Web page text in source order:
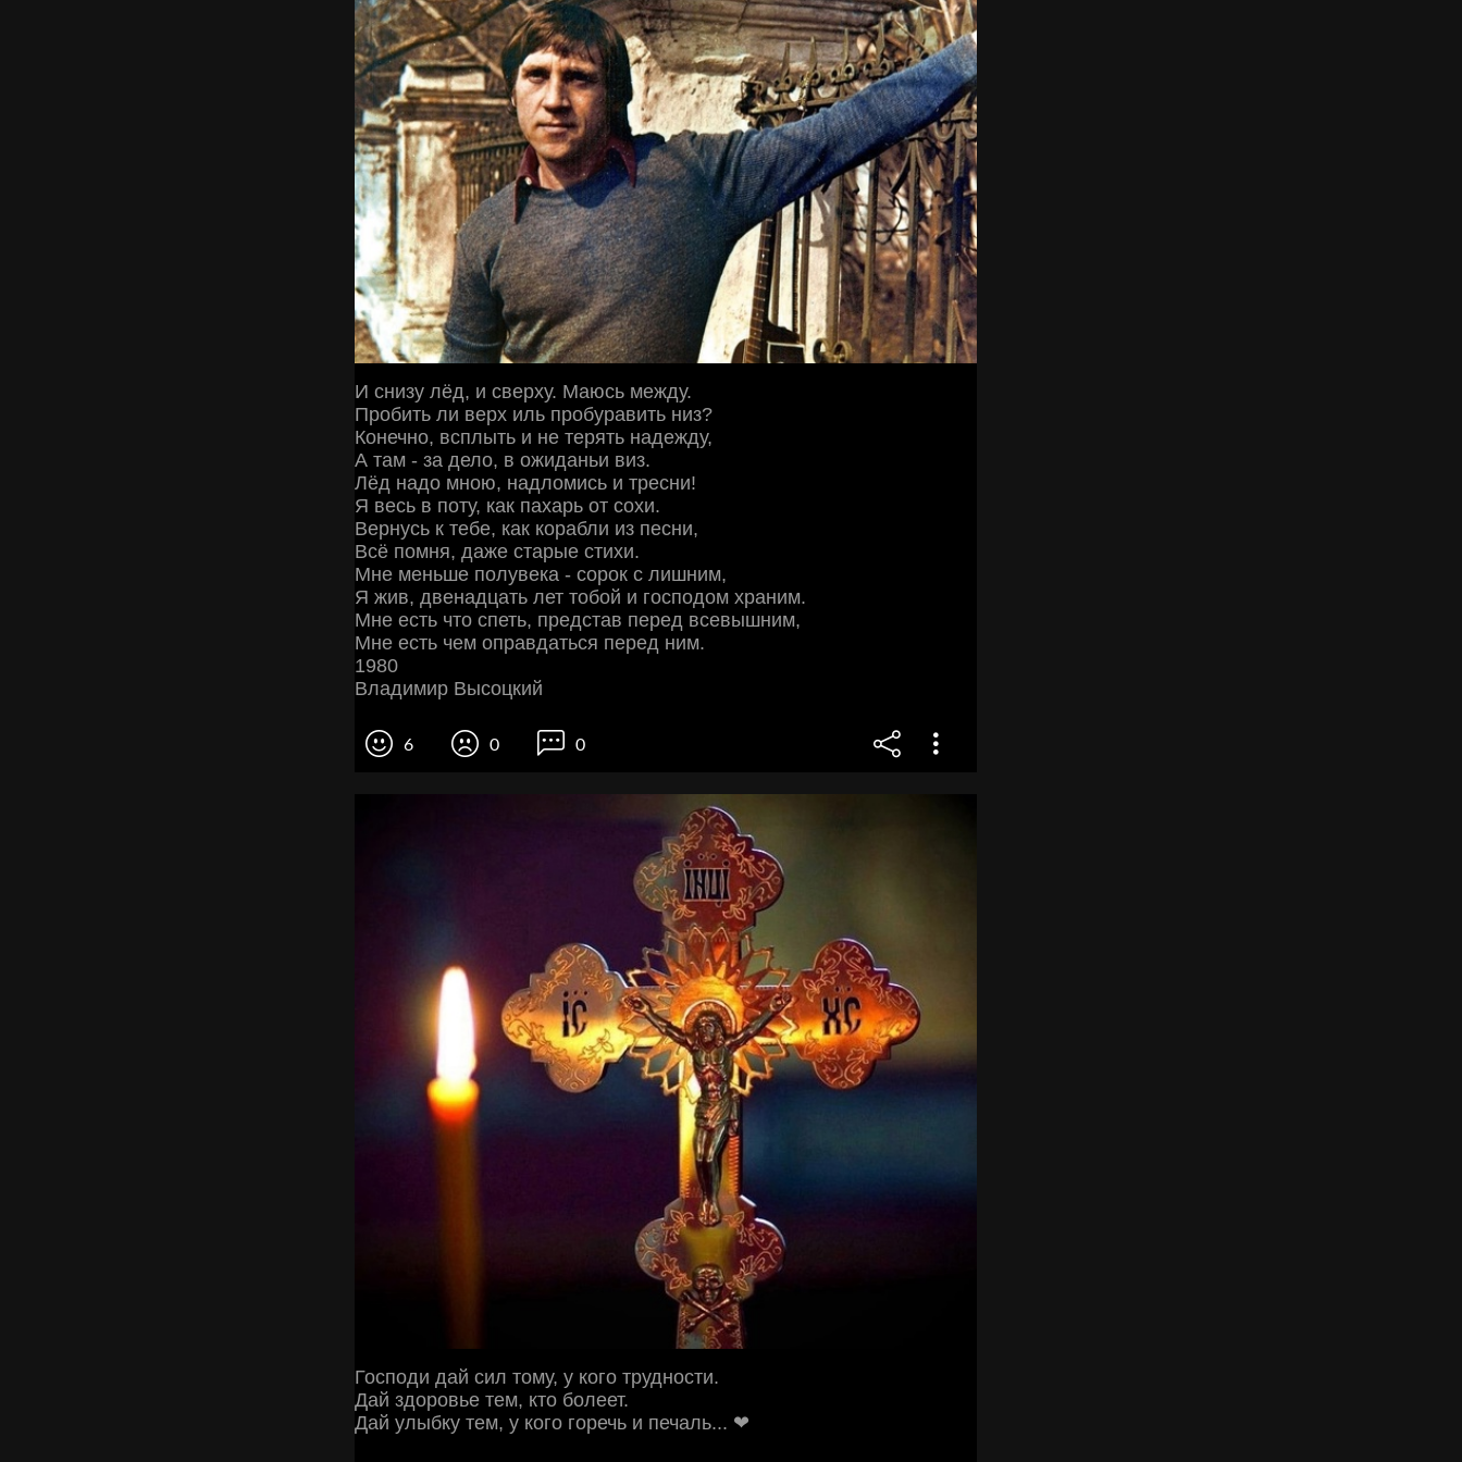
И снизу лёд, и сверху. Маюсь между.
Пробить ли верх иль пробуравить низ?
Конечно, всплыть и не терять надежду,
А там - за дело, в ожиданьи виз.
Лёд надо мною, надломись и тресни!
Я весь в поту, как пахарь от сохи.
Вернусь к тебе, как корабли из песни,
Всё помня, даже старые стихи.
Мне меньше полувека - сорок с лишним,
Я жив, двенадцать лет тобой и господом храним.
Мне есть что спеть, представ перед всевышним,
Мне есть чем оправдаться перед ним.
1980
Владимир Высоцкий
6 0 0
Господи дай сил тому, у кого трудности.
Дай здоровье тем, кто болеет.
Дай улыбку тем, у кого горечь и печаль... ❤